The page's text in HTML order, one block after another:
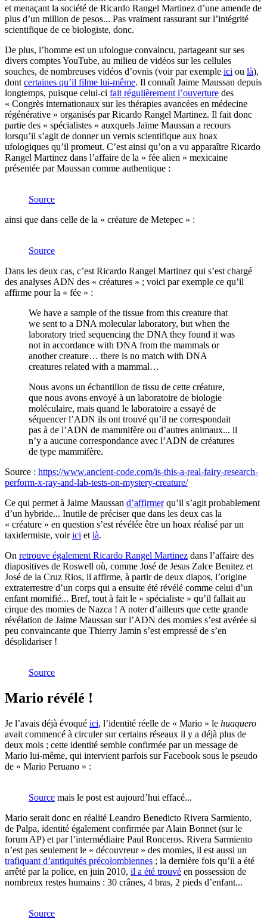
et menaçant la société de Ricardo Rangel Martinez d’une amende de
plus d’un million de pesos... Pas vraiment rassurant sur l’intégrité
scientifique de ce biologiste, donc.
De plus, l’homme est un ufologue convaincu, partageant sur ses
divers comptes YouTube, au milieu de vidéos sur les cellules
souches, de nombreuses vidéos d’ovnis (voir par exemple ici ou là),
dont certaines qu’il filme lui-même. Il connaît Jaime Maussan depuis
longtemps, puisque celui-ci fait régulièrement l’ouverture des
« Congrès internationaux sur les thérapies avancées en médecine
régénérative » organisés par Ricardo Rangel Martinez. Il fait donc
partie des « spécialistes » auxquels Jaime Maussan a recours
lorsqu’il s’agit de donner un vernis scientifique aux hoax
ufologiques qu’il promeut. C’est ainsi qu’on a vu apparaître Ricardo
Rangel Martinez dans l’affaire de la « fée alien » mexicaine
présentée par Maussan comme authentique :
Source
ainsi que dans celle de la « créature de Metepec » :
Source
Dans les deux cas, c’est Ricardo Rangel Martinez qui s’est chargé
des analyses ADN des « créatures » ; voici par exemple ce qu’il
affirme pour la « fée » :
We have a sample of the tissue from this creature that
we sent to a DNA molecular laboratory, but when the
laboratory tried sequencing the DNA they found it was
not in accordance with DNA from the mammals or
another creature… there is no match with DNA
creatures related with a mammal…
Nous avons un échantillon de tissu de cette créature,
que nous avons envoyé à un laboratoire de biologie
moléculaire, mais quand le laboratoire a essayé de
séquencer l’ADN ils ont trouvé qu’il ne correspondait
pas à de l’ADN de mammifère ou d’autres animaux... il
n’y a aucune correspondance avec l’ADN de créatures
de type mammifère.
Source : https://www.ancient-code.com/is-this-a-real-fairy-research-
perform-x-ray-and-lab-tests-on-mystery-creature/
Ce qui permet à Jaime Maussan d’affirmerqu’il s’agit probablement
d’un hybride... Inutile de préciser que dans les deux cas la
« créature » en question s’est révélée être un hoax réalisé par un
taxidermiste, voirici et là.
On retrouve également Ricardo Rangel Martinez dans l’affaire des
diapositives de Roswell où, comme José de Jesus Zalce Benitez et
José de la Cruz Rios, il affirme, à partir de deux diapos, l’origine
extraterrestre d’un corps qui a ensuite été révélé comme celui d’un
enfant momifié... Bref, tout à fait le « spécialiste » qu’il fallait au
cirque des momies de Nazca ! A noter d’ailleurs que cette grande
révélation de Jaime Maussan sur l’ADN des momies s’est avérée si
peu convaincante que Thierry Jamin s’est empressé de s’en
désolidariser !
Source
Mario révélé !
Je l’avais déjà évoqué ici, l’identité réelle de « Mario » le huaquero
avait commencé à circuler sur certains réseaux il y a déjà plus de
deux mois ; cette identité semble confirmée par un message de
Mario lui-même, qui intervient parfois sur Facebook sous le pseudo
de « Mario Peruano » :
Source mais le post est aujourd’hui effacé...
Mario serait donc en réalité Leandro Benedicto Rivera Sarmiento,
de Palpa, identité également confirmée par Alain Bonnet (sur le
forum AP) et par l’intermédiaire Paul Ronceros. Rivera Sarmiento
n’est pas seulement le « découvreur » des momies, il est aussi un
trafiquant d’antiquités précolombiennes ; la dernière fois qu’il a été
arrêté par la police, en juin 2010, il a été trouvé en possession de
nombreux restes humains : 30 crânes, 4 bras, 2 pieds d’enfant...
Source